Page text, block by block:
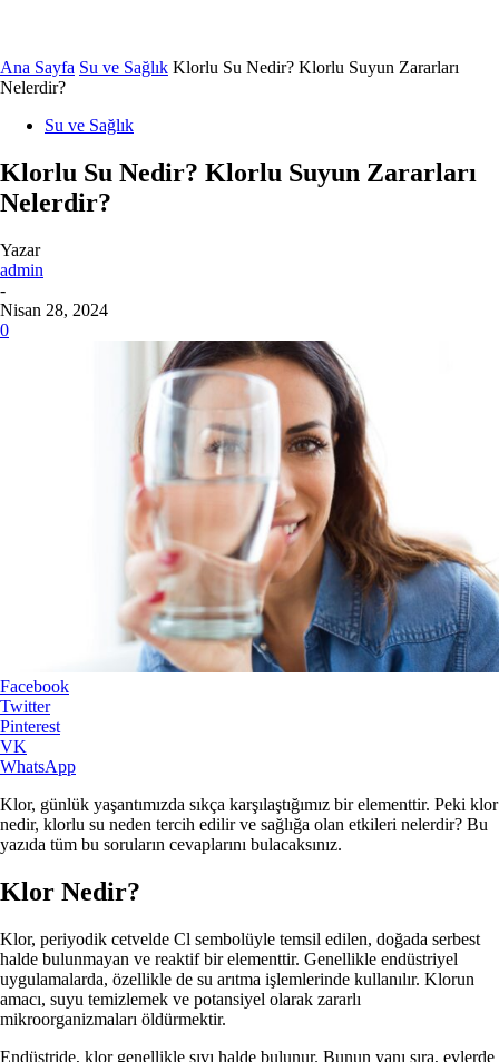
Ana Sayfa Su ve Sağlık Klorlu Su Nedir? Klorlu Suyun Zararları
Nelerdir?
Su ve Sağlık
Klorlu Su Nedir? Klorlu Suyun Zararları
Nelerdir?
Yazar
admin
-
Nisan 28, 2024
0
Facebook
Twitter
Pinterest
VK
WhatsApp
Klor, günlük yaşantımızda sıkça karşılaştığımız bir elementtir. Peki klor
nedir, klorlu su neden tercih edilir ve sağlığa olan etkileri nelerdir? Bu
yazıda tüm bu soruların cevaplarını bulacaksınız.
Klor Nedir?
Klor, periyodik cetvelde Cl sembolüyle temsil edilen, doğada serbest
halde bulunmayan ve reaktif bir elementtir. Genellikle endüstriyel
uygulamalarda, özellikle de su arıtma işlemlerinde kullanılır. Klorun
amacı, suyu temizlemek ve potansiyel olarak zararlı
mikroorganizmaları öldürmektir.
Endüstride, klor genellikle sıvı halde bulunur. Bunun yanı sıra, evlerde